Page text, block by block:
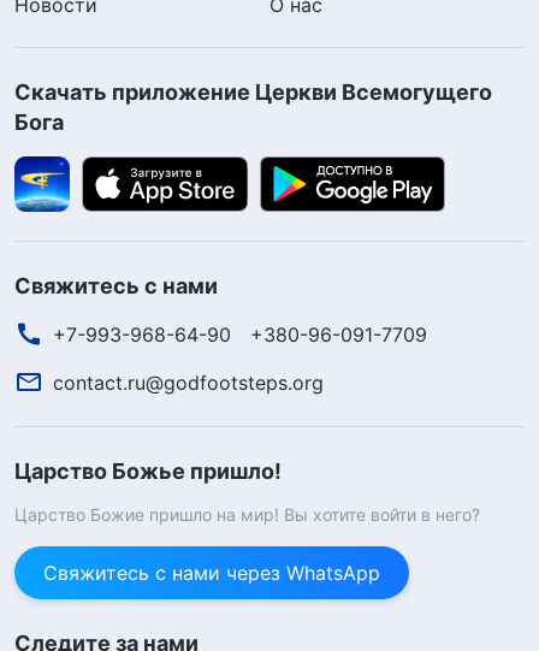
Скачать приложение Церкви Всемогущего
Бога
Свяжитесь с нами
+7-993-968-64-90
+380-96-091-7709
contact.ru@godfootsteps.org
Царство Божье пришло!
Царство Божие пришло на мир! Вы хотите войти в него?
Свяжитесь с нами через WhatsApp
Следите за нами